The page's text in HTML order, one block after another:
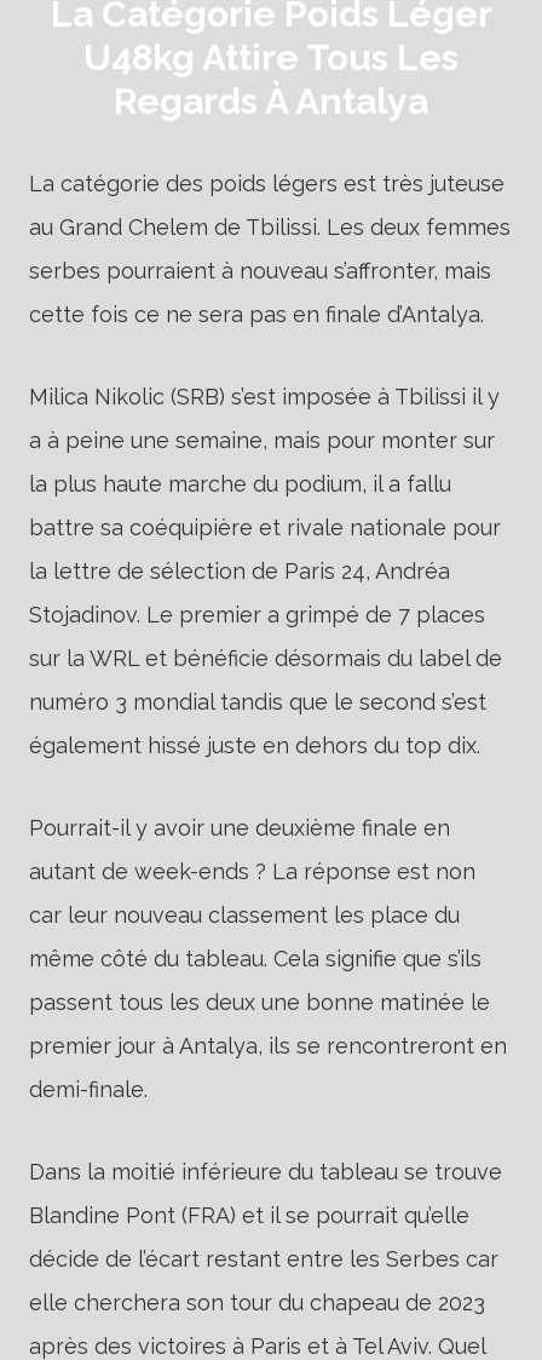
La Catégorie Poids Léger
U48kg Attire Tous Les
Regards À Antalya
La catégorie des poids légers est très juteuse
au Grand Chelem de Tbilissi. Les deux femmes
serbes pourraient à nouveau s’affronter, mais
cette fois ce ne sera pas en finale d’Antalya.
Milica Nikolic (SRB) s’est imposée à Tbilissi il y
a à peine une semaine, mais pour monter sur
la plus haute marche du podium, il a fallu
battre sa coéquipière et rivale nationale pour
la lettre de sélection de Paris 24, Andréa
Stojadinov. Le premier a grimpé de 7 places
sur la WRL et bénéficie désormais du label de
numéro 3 mondial tandis que le second s’est
également hissé juste en dehors du top dix.
Pourrait-il y avoir une deuxième finale en
autant de week-ends ? La réponse est non
car leur nouveau classement les place du
même côté du tableau. Cela signifie que s’ils
passent tous les deux une bonne matinée le
premier jour à Antalya, ils se rencontreront en
demi-finale.
Dans la moitié inférieure du tableau se trouve
Blandine Pont (FRA) et il se pourrait qu’elle
décide de l’écart restant entre les Serbes car
elle cherchera son tour du chapeau de 2023
après des victoires à Paris et à Tel Aviv. Quel